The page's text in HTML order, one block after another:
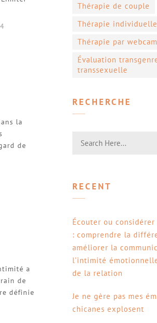
la
de
a
de
définie
Thérapie de couple
Thérapie individuelle
Thérapie par webcam
Évaluation
transsexuelle
RECHERCHE
RECENT
Écouter ou
: comprendre la
améliorer la
l’intimité
de la relation
Je ne gère pas mes
chicanes explosent